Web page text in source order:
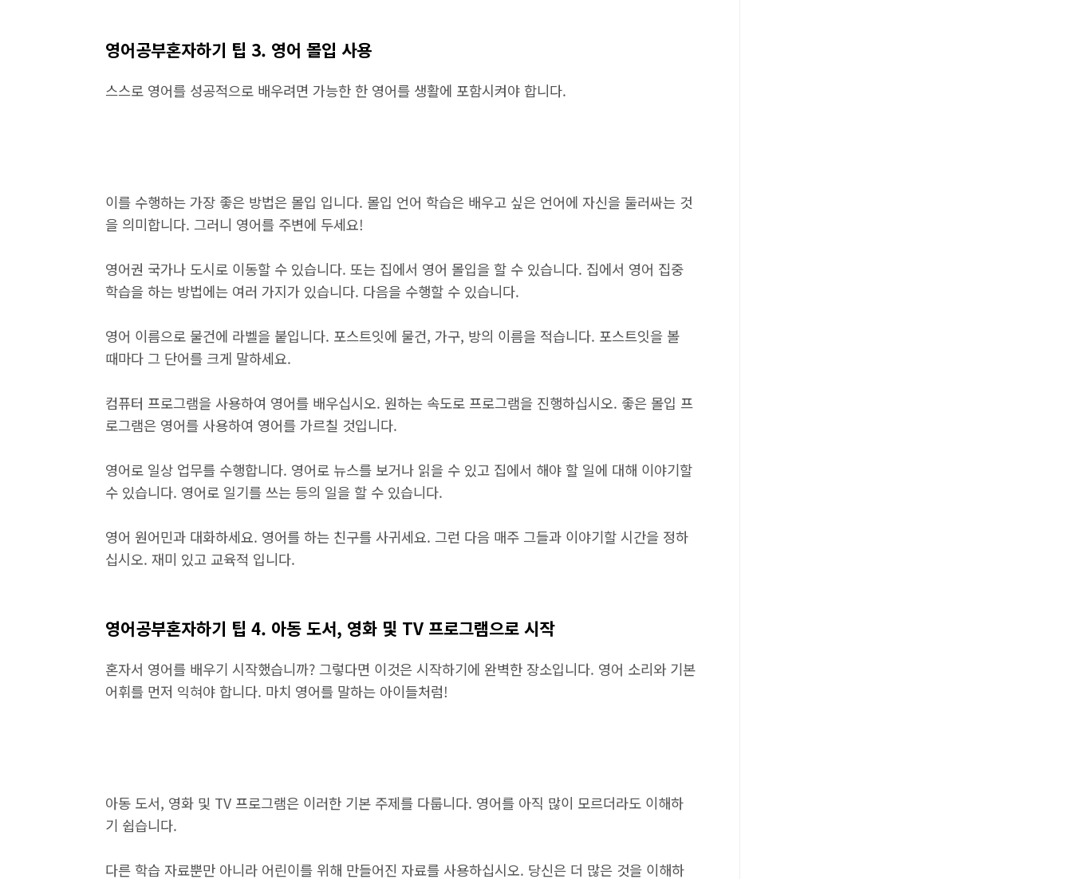
영어공부혼자하기 팁 3. 영어 몰입 사용
스스로 영어를 성공적으로 배우려면 가능한 한 영어를 생활에 포함시켜야 합니다.
이를 수행하는 가장 좋은 방법은 몰입 입니다. 몰입 언어 학습은 배우고 싶은 언어에 자신을 둘러싸는 것
을 의미합니다. 그러니 영어를 주변에 두세요!
영어권 국가나 도시로 이동할 수 있습니다. 또는 집에서 영어 몰입을 할 수 있습니다. 집에서 영어 집중
학습을 하는 방법에는 여러 가지가 있습니다. 다음을 수행할 수 있습니다.
영어 이름으로 물건에 라벨을 붙입니다. 포스트잇에 물건, 가구, 방의 이름을 적습니다. 포스트잇을 볼
때마다 그 단어를 크게 말하세요.
컴퓨터 프로그램을 사용하여 영어를 배우십시오. 원하는 속도로 프로그램을 진행하십시오. 좋은 몰입 프
로그램은 영어를 사용하여 영어를 가르칠 것입니다.
영어로 일상 업무를 수행합니다. 영어로 뉴스를 보거나 읽을 수 있고 집에서 해야 할 일에 대해 이야기할
수 있습니다. 영어로 일기를 쓰는 등의 일을 할 수 있습니다.
영어 원어민과 대화하세요. 영어를 하는 친구를 사귀세요. 그런 다음 매주 그들과 이야기할 시간을 정하
십시오. 재미 있고 교육적 입니다.
영어공부혼자하기 팁 4. 아동 도서, 영화 및 TV 프로그램으로 시작
혼자서 영어를 배우기 시작했습니까? 그렇다면 이것은 시작하기에 완벽한 장소입니다. 영어 소리와 기본
어휘를 먼저 익혀야 합니다. 마치 영어를 말하는 아이들처럼!
아동 도서, 영화 및 TV 프로그램은 이러한 기본 주제를 다룹니다. 영어를 아직 많이 모르더라도 이해하
기 쉽습니다.
다른 학습 자료뿐만 아니라 어린이를 위해 만들어진 자료를 사용하십시오. 당신은 더 많은 것을 이해하